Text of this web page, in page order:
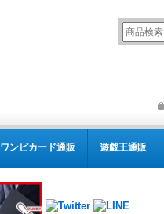
ワンピカード通販 遊戯王通販